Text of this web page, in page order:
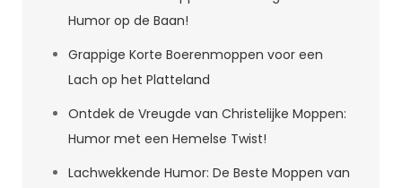
Humor op de Baan!
Grappige Korte Boerenmoppen voor een
Lach op het Platteland
Ontdek de Vreugde van Christelijke Moppen:
Humor met een Hemelse Twist!
Lachwekkende Humor: De Beste Moppen van